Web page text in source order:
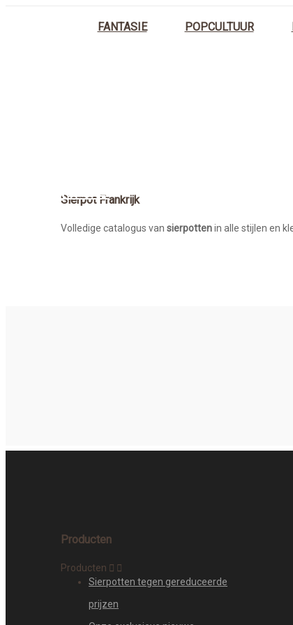
FANTASIE POPCULTUUR
HOME
Sierpot Frankrijk
Volledige catalogus van sierpottenin alle stijlen en
Producten
Producten  
Sierpotten tegen gereduceerde
prijzen